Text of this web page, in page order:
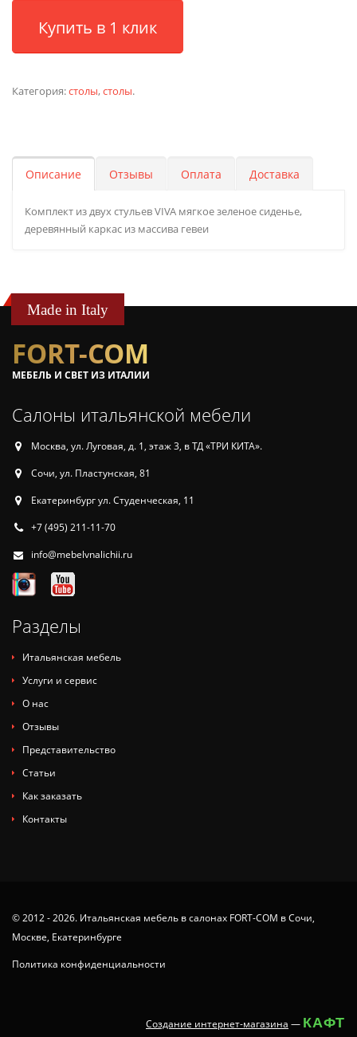
Купить в 1 клик
Категория:столы,столы.
Описание Отзывы Оплата Доставка
Комплект из двух стульев VIVA мягкое зеленое сиденье,
деревянный каркас из массива гевеи
Made in Italy
FORT-COM
МЕБЕЛЬ И СВЕТ ИЗ ИТАЛИИ
Салоны итальянской мебели
Москва, ул. Луговая, д. 1, этаж 3, в ТД «ТРИ КИТА».
Сочи, ул. Пластунская, 81
Екатеринбург ул. Студенческая, 11
+7 (495) 211-11-70
info@mebelvnalichii.ru
Разделы
Итальянская мебель
Услуги и сервис
О нас
Отзывы
Представительство
Статьи
Как заказать
Контакты
© 2012 - 2026. Итальянская мебель в салонах FORT-COM в Сочи,
Москве, Екатеринбурге
Политика конфиденциальности
Создание интернет-магазина — КАФТ